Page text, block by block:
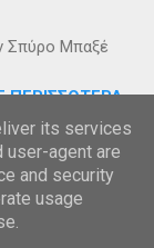
Σπύρο Μπαξέ
ΠΕΡΙΣΣΌΤΕΡΑ »
its services
user-agent are
and security
usage